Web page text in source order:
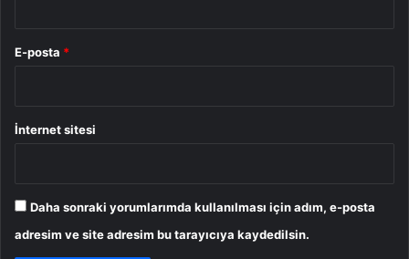
E-posta *
İnternet sitesi
Daha sonraki yorumlarımda kullanılması için adım, e-posta
adresim ve site adresim bu tarayıcıya kaydedilsin.